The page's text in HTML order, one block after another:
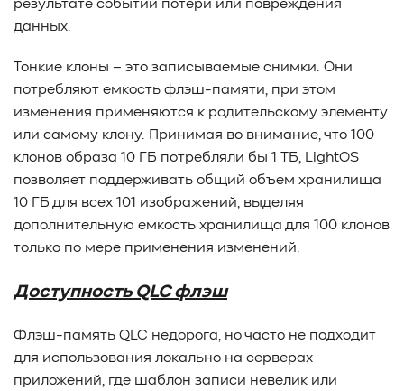
результате событий потери или повреждения
данных.
Тонкие клоны – это записываемые снимки. Они
потребляют емкость флэш-памяти, при этом
изменения применяются к родительскому элементу
или самому клону. Принимая во внимание, что 100
клонов образа 10 ГБ потребляли бы 1 ТБ, LightOS
позволяет поддерживать общий объем хранилища
10 ГБ для всех 101 изображений, выделяя
дополнительную емкость хранилища для 100 клонов
только по мере применения изменений.
Доступность QLC флэш
Флэш-память QLC недорога, но часто не подходит
для использования локально на серверах
приложений, где шаблон записи невелик или